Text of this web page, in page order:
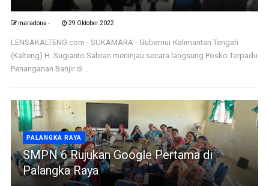
maradona - 29 Oktober 2022
LENSAKALTENG.com - SUKAMARA - Gubernur Kalimantan Tengah
(Kalteng) H. Sugianto Sabran meninjau secara langsung Posko Terpadu
Penanganan Banjir di ...
PALANGKA RAYA
SMPN 6 Rujukan Google Pertama di
Palangka Raya